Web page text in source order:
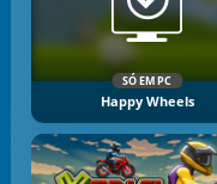
SÓ EM PC
Happy Wheels